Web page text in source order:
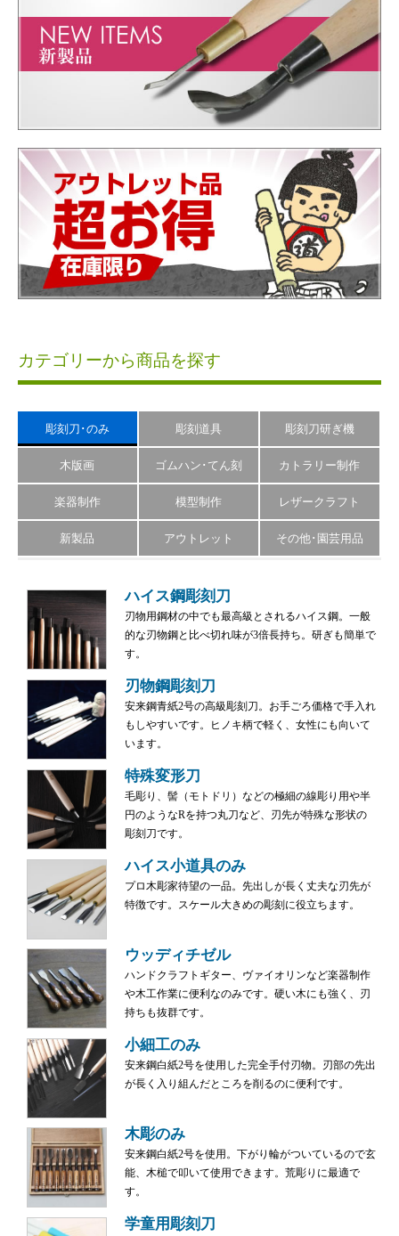
カテゴリーから商品を探す
彫刻刀･のみ 彫刻道具 彫刻刀研ぎ機
木版画 ゴムハン･てん刻 カトラリー制作
楽器制作 模型制作 レザークラフト
新製品 アウトレット その他･園芸用品
ハイス鋼彫刻刀
刃物用鋼材の中でも最高級とされるハイス鋼。一般
的な刃物鋼と比べ切れ味が3倍長持ち。研ぎも簡単で
す。
刃物鋼彫刻刀
安来鋼青紙2号の高級彫刻刀。お手ごろ価格で手入れ
もしやすいです。ヒノキ柄で軽く、女性にも向いて
います。
特殊変形刀
毛彫り、髻（モトドリ）などの極細の線彫り用や半
円のようなRを持つ丸刀など、刃先が特殊な形状の
彫刻刀です。
ハイス小道具のみ
プロ木彫家待望の一品。先出しが長く丈夫な刃先が
特徴です。スケール大きめの彫刻に役立ちます。
ウッディチゼル
ハンドクラフトギター、ヴァイオリンなど楽器制作
や木工作業に便利なのみです。硬い木にも強く、刃
持ちも抜群です。
小細工のみ
安来鋼白紙2号を使用した完全手付刃物。刃部の先出
が長く入り組んだところを削るのに便利です。
木彫のみ
安来鋼白紙2号を使用。下がり輪がついているので玄
能、木槌で叩いて使用できます。荒彫りに最適で
す。
学童用彫刻刀